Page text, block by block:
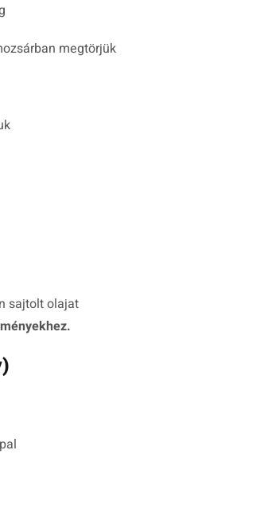
megtörjük
sajtolt olajat